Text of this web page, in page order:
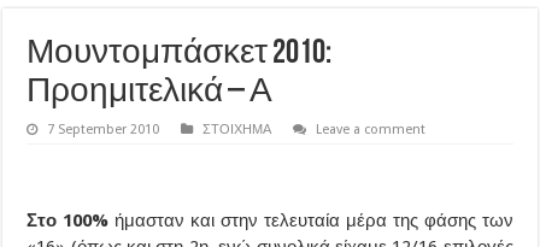
Μουντομπάσκετ 2010:
Προημιτελικά – Α
7 September 2010 ΣΤΟΙΧΗΜΑ Leave a comment
Στο 100% ήμασταν και στην τελευταία μέρα της φάσης των